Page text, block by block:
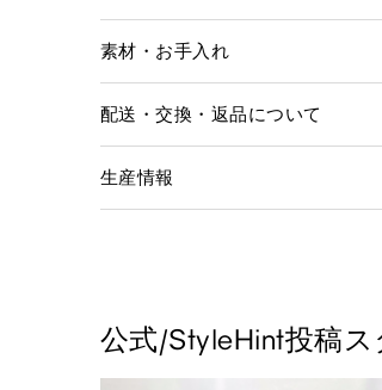
素材・お手入れ
配送・交換・返品について
生産情報
公式/StyleHint投稿